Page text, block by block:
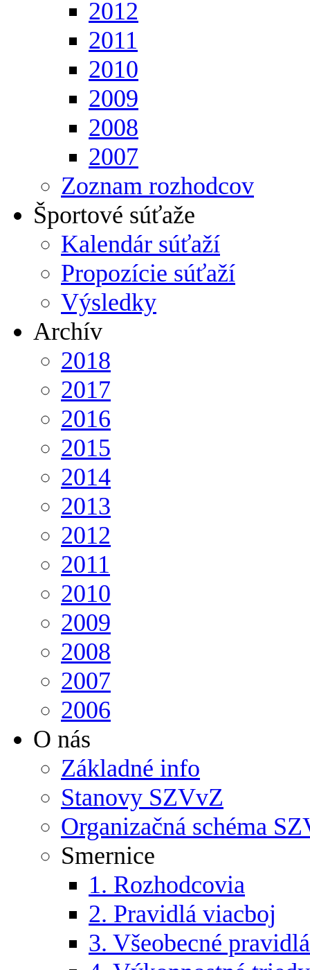
2012
2011
2010
2009
2008
2007
Zoznam rozhodcov
Športové súťaže
Kalendár súťaží
Propozície súťaží
Výsledky
Archív
2018
2017
2016
2015
2014
2013
2012
2011
2010
2009
2008
2007
2006
O nás
Základné info
Stanovy SZVvZ
Organizačná schéma
Smernice
1. Rozhodcovia
2. Pravidlá viacboj
3. Všeobecné pravidlá